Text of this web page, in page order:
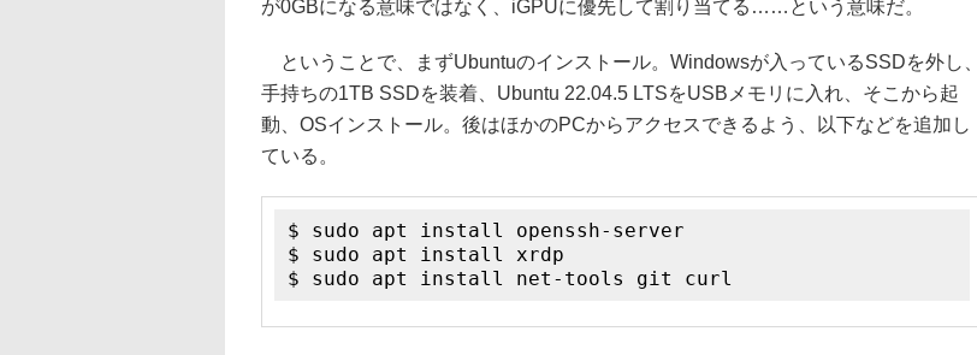
が0GBになる意味ではなく、iGPUに優先して割り当てる……という意味だ。
ということで、まずUbuntuのインストール。Windowsが入っているSSDを外し、
手持ちの1TB SSDを装着、Ubuntu 22.04.5 LTSをUSBメモリに入れ、そこから起
動、OSインストール。後はほかのPCからアクセスできるよう、以下などを追加し
ている。
$ sudo apt install openssh-server
$ sudo apt install xrdp
$ sudo apt install net-tools git curl